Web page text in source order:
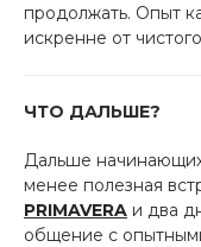
продолжать. Опыт
искренне от
ЧТО ДАЛЬШЕ?
Дальше
менее полезная
PRIMAVERA и два
общение с